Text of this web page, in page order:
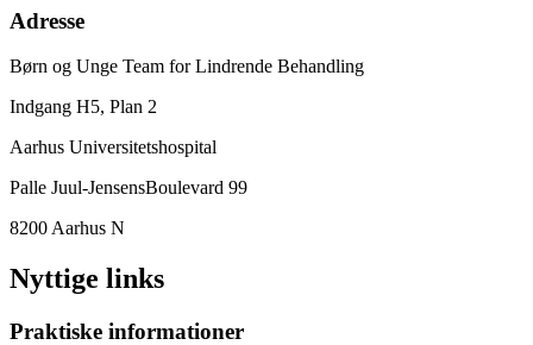
Adresse
Børn og Unge Team for Lindrende Behandling
Indgang H5, Plan 2
Aarhus Universitetshospital
Palle Juul-JensensBoulevard 99
8200 Aarhus N
Nyttige links
Praktiske informationer